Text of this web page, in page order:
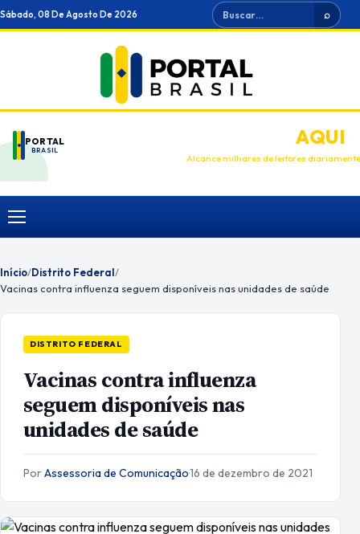
Ir
para
Sábado, 08 De Agosto De 2026 Buscar ⌕
PORTAL
BRASIL
ANUNCIEAQUI
Alcance milhares de leitores diariamente
Menu
Início/Distrito Federal/
Vacinas contra influenza seguem disponíveis nas unidades de saúde
DISTRITO FEDERAL
Vacinas contra influenza
seguem disponíveis nas
unidades de saúde
PorAssessoria de Comunicação·16 de dezembro de 2021